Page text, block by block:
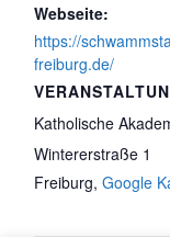
Webseite:
https://
freiburg.de/
Katholische
Wintererstraße 1
Freiburg, Google